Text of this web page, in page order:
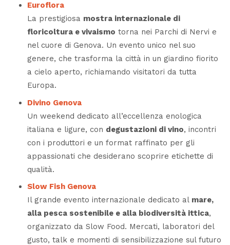
Euroflora
La prestigiosa mostra internazionale di
floricoltura e vivaismo torna nei Parchi di Nervi e
nel cuore di Genova. Un evento unico nel suo
genere, che trasforma la città in un giardino fiorito
a cielo aperto, richiamando visitatori da tutta
Europa.
Divino Genova
Un weekend dedicato all’eccellenza enologica
italiana e ligure, con degustazioni di vino, incontri
con i produttori e un format raffinato per gli
appassionati che desiderano scoprire etichette di
qualità.
Slow Fish Genova
Il grande evento internazionale dedicato al mare,
alla pesca sostenibile e alla biodiversità ittica,
organizzato da Slow Food. Mercati, laboratori del
gusto, talk e momenti di sensibilizzazione sul futuro